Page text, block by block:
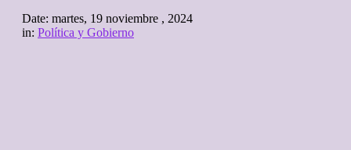
Date: martes, 19 noviembre , 2024
in: Política y Gobierno